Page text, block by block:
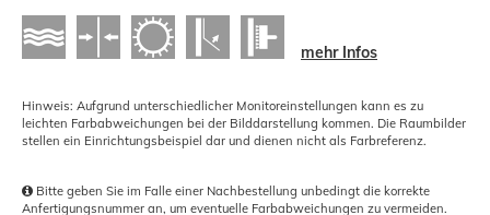
mehr Infos
Hinweis: Aufgrund unterschiedlicher Monitoreinstellungen kann es zu
leichten Farbabweichungen bei der Bilddarstellung kommen. Die Raumbilder
stellen ein Einrichtungsbeispiel dar und dienen nicht als Farbreferenz.
Bitte geben Sie im Falle einer Nachbestellung unbedingt die korrekte
Anfertigungsnummer an, um eventuelle Farbabweichungen zu vermeiden.